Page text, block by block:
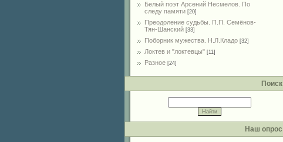
Белый поэт Арсений Несмелов. По
следу памяти [20]
Преодоление судьбы. П.П. Семёнов-
Тян-Шанский [33]
Поборник мужества. Н.Л.Кладо [32]
Локтев и "локтевцы" [11]
Разное [24]
Поиск
Наш опрос